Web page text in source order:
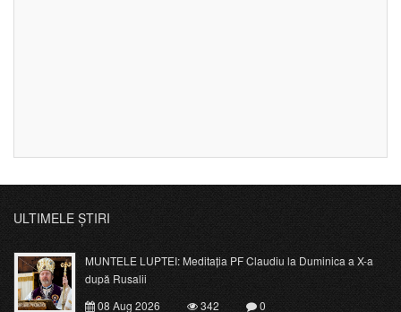
ULTIMELE ȘTIRI
MUNTELE LUPTEI: Meditația PF Claudiu la Duminica a X-a
după Rusalii
08 Aug 2026
342
0